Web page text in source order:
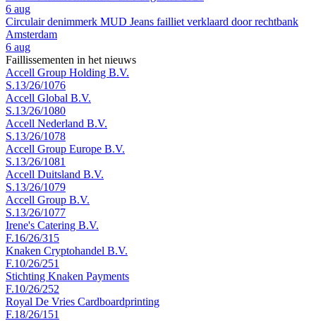
6 aug
Circulair denimmerk MUD Jeans failliet verklaard door rechtbank
Amsterdam
6 aug
Faillissementen in het nieuws
Accell Group Holding B.V.
S.13/26/1076
Accell Global B.V.
S.13/26/1080
Accell Nederland B.V.
S.13/26/1078
Accell Group Europe B.V.
S.13/26/1081
Accell Duitsland B.V.
S.13/26/1079
Accell Group B.V.
S.13/26/1077
Irene's Catering B.V.
F.16/26/315
Knaken Cryptohandel B.V.
F.10/26/251
Stichting Knaken Payments
F.10/26/252
Royal De Vries Cardboardprinting
F.18/26/151